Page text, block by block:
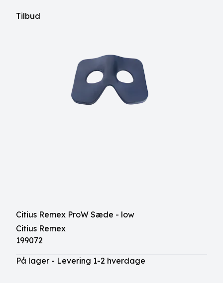
Tilbud
Citius Remex ProW Sæde - low
Citius Remex
199072
På lager - Levering 1-2 hverdage